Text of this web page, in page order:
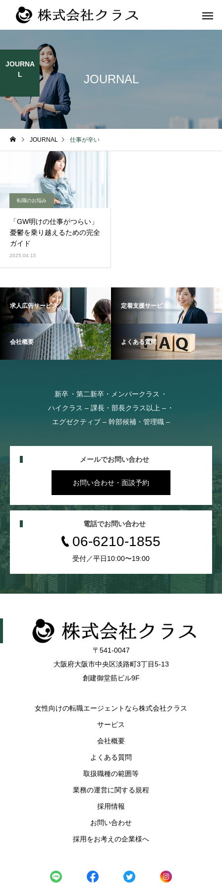
新卒
JOURNAL
JOURNA
L
JOURNAL 仕事が辛い
転職のお悩み
「GW明けの仕事がつらい」
憂鬱を乗り越えるための完全
ガイド
2025.04.15
求人広告サービス 定着支援サービス
会社概要 よくある質問
新卒
第二新卒・メンバークラス
ハイクラス – 課長・部長クラス以上 –
エグゼクティブ – 幹部候補・管理職 –
メールでお問い合わせ
お問い合わせ・面談予約
電話でお問い合わせ
06-6210-1855
受付／平日10:00〜19:00
〒541-0047
大阪府大阪市中央区淡路町3丁目5-13
創建御堂筋ビル9F
女性向けの転職エージェントなら株式会社クラス
サービス
会社概要
よくある質問
取扱職種の範囲等
業務の運営に関する規程
採用情報
お問い合わせ
採用をお考えの企業様へ